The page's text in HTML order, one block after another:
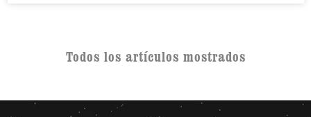
Todos los artículos mostrados